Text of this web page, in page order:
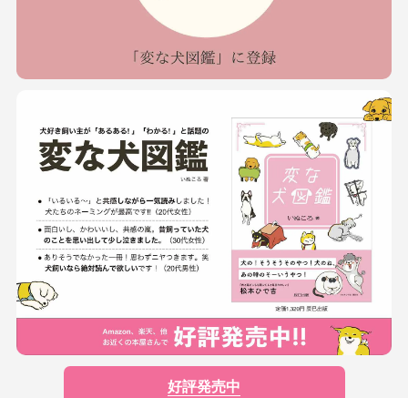
好評発売中